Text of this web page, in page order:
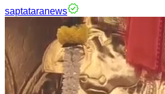
saptataranews